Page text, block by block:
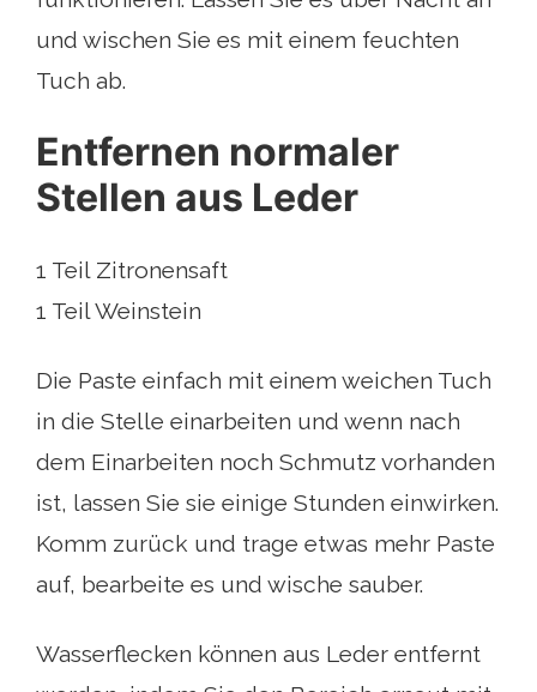
und wischen Sie es mit einem feuchten
Tuch ab.
Entfernen normaler
Stellen aus Leder
1 Teil Zitronensaft
1 Teil Weinstein
Die Paste einfach mit einem weichen Tuch
in die Stelle einarbeiten und wenn nach
dem Einarbeiten noch Schmutz vorhanden
ist, lassen Sie sie einige Stunden einwirken.
Komm zurück und trage etwas mehr Paste
auf, bearbeite es und wische sauber.
Wasserflecken können aus Leder entfernt